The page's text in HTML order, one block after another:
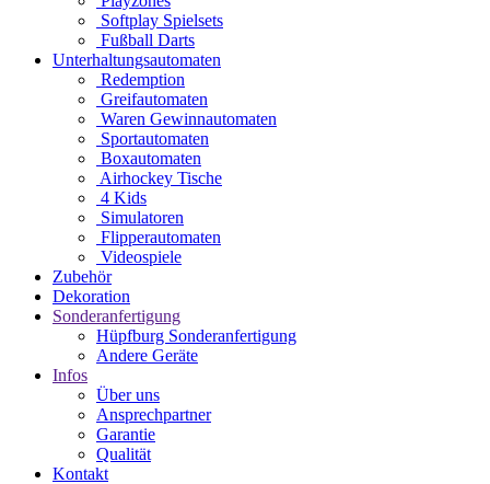
Softplay Spielsets
Fußball Darts
Unterhaltungsautomaten
Redemption
Greifautomaten
Waren Gewinnautomaten
Sportautomaten
Boxautomaten
Airhockey Tische
4 Kids
Simulatoren
Flipperautomaten
Videospiele
Zubehör
Dekoration
Sonderanfertigung
Hüpfburg Sonderanfertigung
Andere Geräte
Infos
Über uns
Ansprechpartner
Garantie
Qualität
Kontakt